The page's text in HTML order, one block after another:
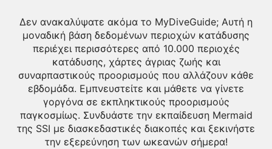
Δεν ανακαλύψατε ακόμα το MyDiveGuide; Αυτή η
μοναδική βάση δεδομένων περιοχών κατάδυσης
περιέχει περισσότερες από 10.000 περιοχές
κατάδυσης, χάρτες άγριας ζωής και
συναρπαστικούς προορισμούς που αλλάζουν κάθε
εβδομάδα. Εμπνευστείτε και μάθετε να γίνετε
γοργόνα σε εκπληκτικούς προορισμούς
παγκοσμίως. Συνδυάστε την εκπαίδευση Mermaid
της SSΙ με διασκεδαστικές διακοπές και ξεκινήστε
την εξερεύνηση των ωκεανών σήμερα!